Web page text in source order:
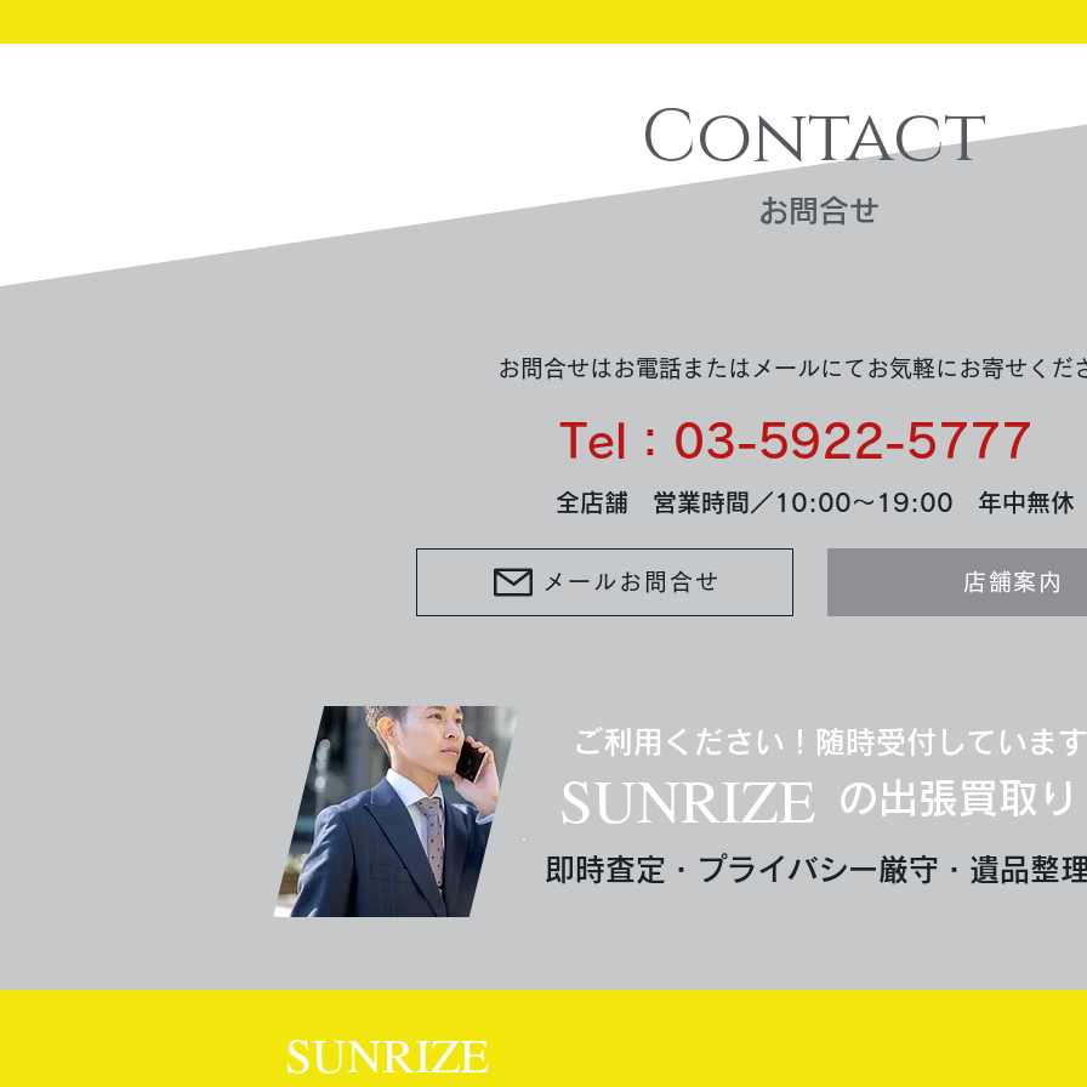
買取実績：リバティ金貨
買取実績：金のアクセサリー
Contact
​お問合せ
お問合せはお電話またはメールにてお気軽にお寄せくだ
Tel：03-5922-5777
全店舗 営業時間／10:00～19:00 年中無休
メールお問合せ 店舗案内
ご利用ください！随時受付しています
SUNRIZE の出張買取り
即時査定・プライバシー厳守・遺品整
SUNRIZE